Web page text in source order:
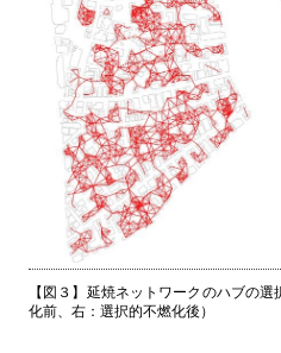
【図３】延焼ネットワークのハブの
化前、右：選択的不燃化後）